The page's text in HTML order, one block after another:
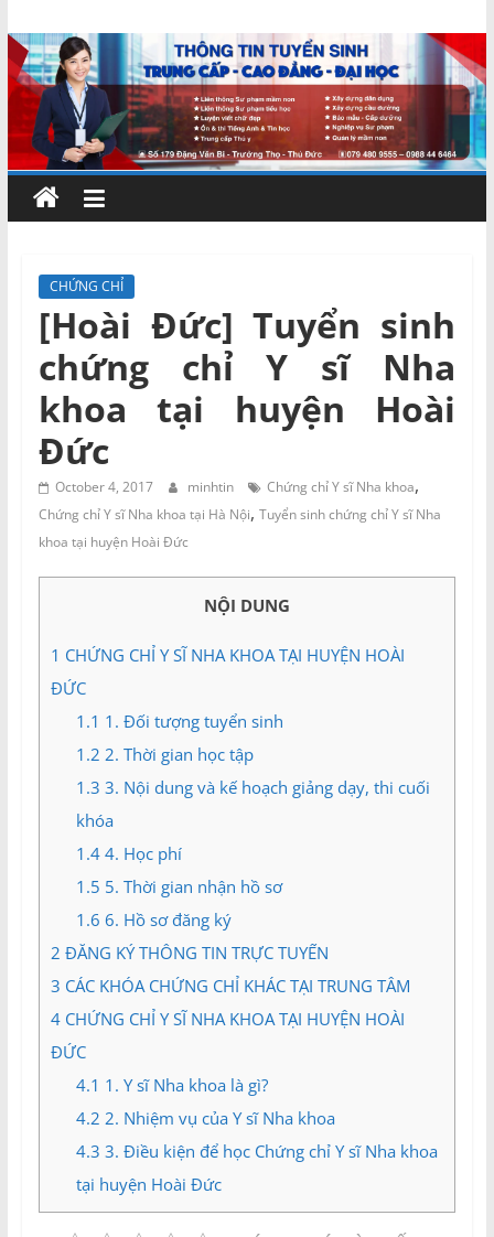
to
content
Chứng
chỉ
ngắn
hạn
–
MIENNAM
Education
Đào
và
Tư
vấn
Miền
CHỨNG CHỈ
[Hoài Đức] Tuyển sinh
chứng chỉ Y sĩ Nha
khoa tại huyện Hoài
Đức
October 4, 2017 minhtin Chứng chỉ Y sĩ Nha khoa,
Chứng chỉ Y sĩ Nha khoa tại Hà Nội, Tuyển sinh chứng chỉ Y sĩ Nha
khoa tại huyện Hoài Đức
NỘI DUNG
1 CHỨNG CHỈ Y SĨ NHA KHOA TẠI HUYỆN HOÀI
ĐỨC
1.1 1. Đối tượng tuyển sinh
1.2 2. Thời gian học tập
1.3 3. Nội dung và kế hoạch giảng dạy, thi cuối
khóa
1.44. Học phí
1.5 5. Thời gian nhận hồ sơ
1.6 6. Hồ sơ đăng ký
2 ĐĂNG KÝ THÔNG TIN TRỰC TUYẾN
3 CÁC KHÓA CHỨNG CHỈ KHÁC TẠI TRUNG TÂM
4CHỨNG CHỈ Y SĨ NHA KHOA TẠI HUYỆN HOÀI
ĐỨC
4.1 1. Y sĩ Nha khoa là gì?
4.2 2. Nhiệm vụ của Y sĩ Nha khoa
4.3 3. Điều kiện để học Chứng chỉ Y sĩ Nha khoa
tại huyện Hoài Đức